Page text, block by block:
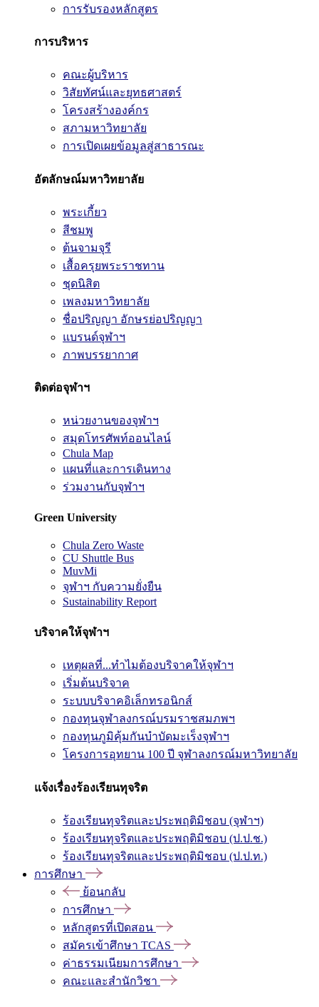
การรับรองหลักสูตร
การบริหาร
คณะผู้บริหาร
วิสัยทัศน์และยุทธศาสตร์
โครงสร้างองค์กร
สภามหาวิทยาลัย
การเปิดเผยข้อมูลสู่สาธารณะ
อัตลักษณ์มหาวิทยาลัย
พระเกี้ยว
สีชมพู
ต้นจามจุรี
เสื้อครุยพระราชทาน
ชุดนิสิต
เพลงมหาวิทยาลัย
ชื่อปริญญา อักษรย่อปริญญา
แบรนด์จุฬาฯ
ภาพบรรยากาศ
ติดต่อจุฬาฯ
หน่วยงานของจุฬาฯ
สมุดโทรศัพท์ออนไลน์
Chula Map
แผนที่และการเดินทาง
ร่วมงานกับจุฬาฯ
Green University
Chula Zero Waste
CU Shuttle Bus
MuvMi
จุฬาฯ กับความยั่งยืน
Sustainability Report
บริจาคให้จุฬาฯ
เหตุผลที่...ทำไมต้องบริจาคให้จุฬาฯ
เริ่มต้นบริจาค
ระบบบริจาคอิเล็กทรอนิกส์
กองทุนจุฬาลงกรณ์บรมราชสมภพฯ
กองทุนภูมิคุ้มกันบำบัดมะเร็งจุฬาฯ
โครงการอุทยาน 100 ปี จุฬาลงกรณ์มหาวิทยาลัย
แจ้งเรื่องร้องเรียนทุจริต
ร้องเรียนทุจริตและประพฤติมิชอบ (จุฬาฯ)
ร้องเรียนทุจริตและประพฤติมิชอบ (ป.ป.ช.)
ร้องเรียนทุจริตและประพฤติมิชอบ (ป.ป.ท.)
การศึกษา
ย้อนกลับ
การศึกษา
หลักสูตรที่เปิดสอน
สมัครเข้าศึกษา TCAS
ค่าธรรมเนียมการศึกษา
คณะและสำนักวิชา